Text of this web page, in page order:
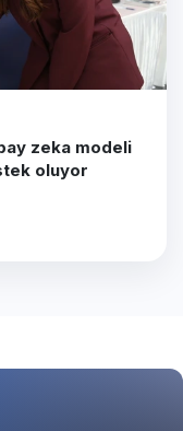
zeka modeli
oluyor